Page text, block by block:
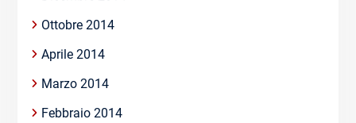
Ottobre 2014
Aprile 2014
Marzo 2014
Febbraio 2014